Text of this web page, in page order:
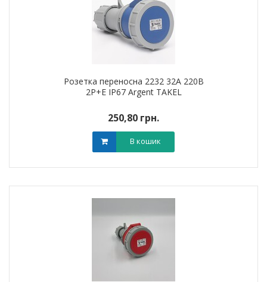
Розетка переносна 2232 32А 220В
2Р+Е IP67 Argent TAKEL
250,80 грн.
В кошик